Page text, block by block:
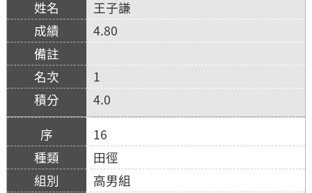
王子謙
4.80
1
4.0
16
田徑
高男組